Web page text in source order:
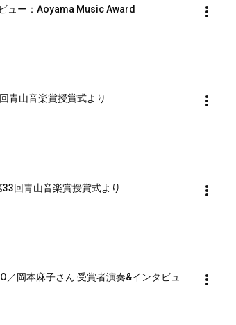
ュー：Aoyama Music Award
青山音楽賞授賞式より
回青山音楽賞授賞式より
岡本麻子さん 受賞者演奏&インタビュ